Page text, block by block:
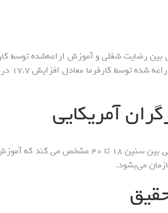
رضایت شغلی و آموزش اراعه‌شده توسط
آمریکایی
تحقیقات انجام‌شده روی کارگران آمریکایی بین
می‌بشود.